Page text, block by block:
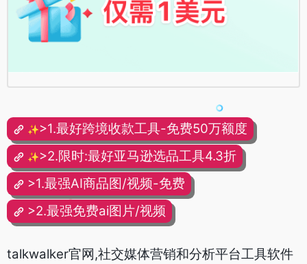
✨>1.最好跨境收款工具-免费50万额度
✨>2.限时:最好亚马逊选品工具4.3折
>1.最强AI商品图/视频-免费
>2.最强免费ai图片/视频
talkwalker官网,社交媒体营销和分析平台工具软件